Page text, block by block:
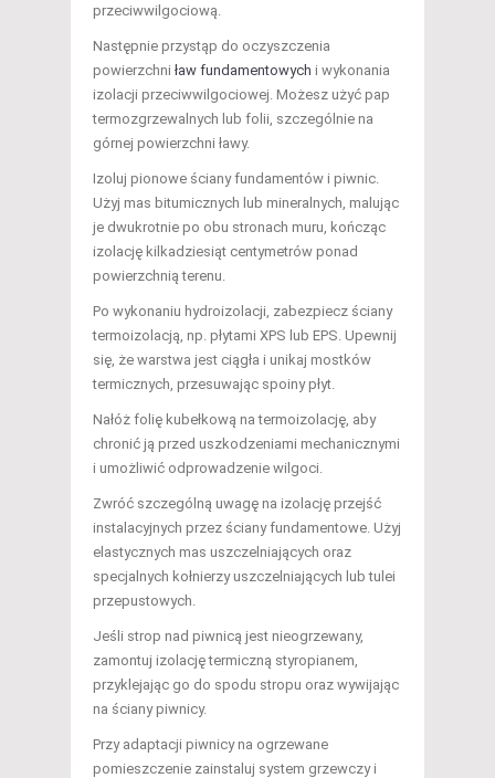
przeciwwilgociową.
Następnie przystąp do oczyszczenia
powierzchni ław fundamentowych i wykonania
izolacji przeciwwilgociowej. Możesz użyć pap
termozgrzewalnych lub folii, szczególnie na
górnej powierzchni ławy.
Izoluj pionowe ściany fundamentów i piwnic.
Użyj mas bitumicznych lub mineralnych, malując
je dwukrotnie po obu stronach muru, kończąc
izolację kilkadziesiąt centymetrów ponad
powierzchnią terenu.
Po wykonaniu hydroizolacji, zabezpiecz ściany
termoizolacją, np. płytami XPS lub EPS. Upewnij
się, że warstwa jest ciągła i unikaj mostków
termicznych, przesuwając spoiny płyt.
Nałóż folię kubełkową na termoizolację, aby
chronić ją przed uszkodzeniami mechanicznymi
i umożliwić odprowadzenie wilgoci.
Zwróć szczególną uwagę na izolację przejść
instalacyjnych przez ściany fundamentowe. Użyj
elastycznych mas uszczelniających oraz
specjalnych kołnierzy uszczelniających lub tulei
przepustowych.
Jeśli strop nad piwnicą jest nieogrzewany,
zamontuj izolację termiczną styropianem,
przyklejając go do spodu stropu oraz wywijając
na ściany piwnicy.
Przy adaptacji piwnicy na ogrzewane
pomieszczenie zainstaluj system grzewczy i